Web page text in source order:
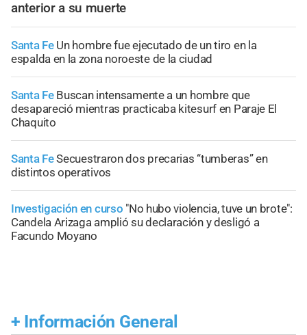
anterior a su muerte
Santa Fe Un hombre fue ejecutado de un tiro en la
espalda en la zona noroeste de la ciudad
Santa Fe Buscan intensamente a un hombre que
desapareció mientras practicaba kitesurf en Paraje El
Chaquito
Santa FeSecuestraron dos precarias “tumberas” en
distintos operativos
Investigación en curso "No hubo violencia, tuve un brote":
Candela Arizaga amplió su declaración y desligó a
Facundo Moyano
+ Información General